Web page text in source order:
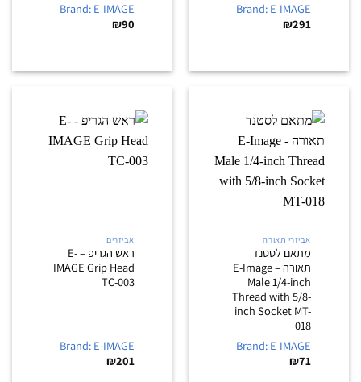
Brand: E-IMAGE
₪291
Brand: E-IMAGE
₪90
אביזרי תאורה
מתאם לסטנד
תאורה – E-Image
Male 1/4-inch
Thread with 5/8-
inch Socket MT-
018
Brand: E-IMAGE
₪71
אביזרים
ראש הגריפ – E-
IMAGE Grip Head
TC-003
Brand: E-IMAGE
₪201